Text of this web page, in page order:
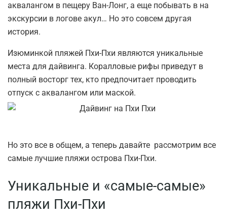
аквалангом в пещеру Ван-Лонг, а еще побывать в на
экскурсии в логове акул… Но это совсем другая
история.
Изюминкой пляжей Пхи-Пхи являются уникальные
места для дайвинга. Коралловые рифы приведут в
полный восторг тех, кто предпочитает проводить
отпуск с аквалангом или маской.
Но это все в общем, а теперь давайте рассмотрим все
самые лучшие пляжи острова Пхи-Пхи.
Уникальные и «самые-самые»
пляжи Пхи-Пхи